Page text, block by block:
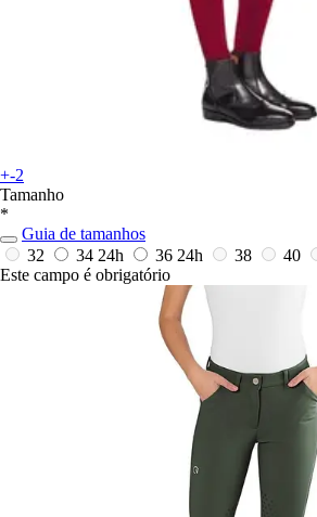
+-2
Tamanho
*
Guia de tamanhos
32
34 24h 36 24h 38 40
Este campo é obrigatório